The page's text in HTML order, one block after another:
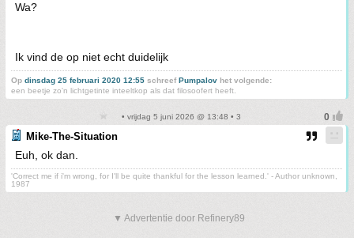
Wa?
Ik vind de op niet echt duidelijk
Op dinsdag 25 februari 2020 12:55 schreefPumpalov het volgende:
een beetje zo'n lichtgetinte inteeltkop als dat filosoofert heeft.
• vrijdag 5 juni 2026 @ 13:48 • 3
Mike-The-Situation
Euh, ok dan.
'Correct me if i'm wrong, for I'll be quite thankful for the lesson learned.' - Author unknown,
1987
▼ Advertentie door Refinery89